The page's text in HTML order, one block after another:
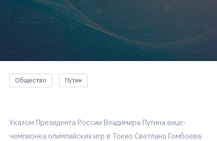
Общество Путин
Указом Президента России Владимира Путина вице-
чемпионка олимпийских игр в Токио Светлана Гомбоева